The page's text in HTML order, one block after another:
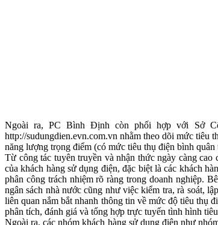
Ngoài ra, PC Bình Định còn phối hợp với Sở
http://sudungdien.evn.com.vn nhằm theo dõi mức tiêu
năng lượng trọng điểm (có mức tiêu thụ điện bình
Từ công tác tuyên truyền và nhận thức ngày càng
của khách hàng sử dụng điện, đặc biệt là các khách
phân công trách nhiệm rõ ràng trong doanh nghiệp.
ngân sách nhà nước cũng như việc kiểm tra, rà soát,
liên quan nắm bắt nhanh thông tin về mức độ tiêu thụ
phân tích, đánh giá và tổng hợp trực tuyến tình hình
Ngoài ra, các nhóm khách hàng sử dụng điện như